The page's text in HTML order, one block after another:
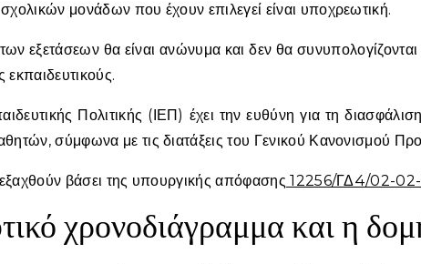
μονάδων που έχουν επιλεγεί είναι υποχρεωτική.
εξετάσεων θα είναι ανώνυμα και δεν θα
Πολιτικής (ΙΕΠ) έχει την ευθύνη για τη
σύμφωνα με τις διατάξεις του Γενικού Κανονισμού
βάσει της υπουργικής απόφασης 12256/ΓΔ4/02-
χρονοδιάγραμμα και η